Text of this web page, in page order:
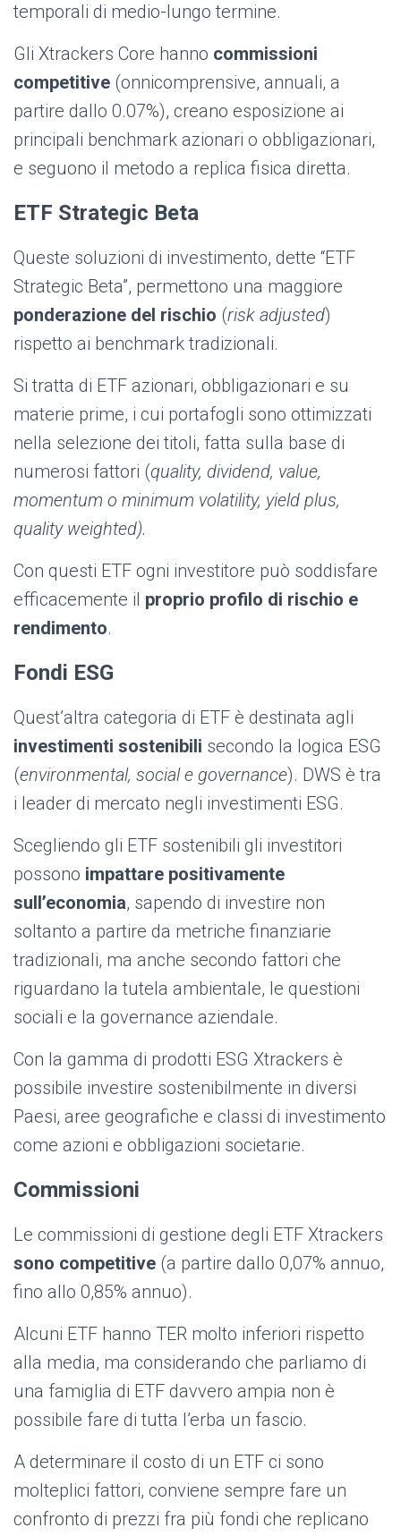
temporali di medio-lungo termine.
Gli Xtrackers Core hanno commissioni
competitive (onnicomprensive, annuali, a
partire dallo 0.07%), creano esposizione ai
principali benchmark azionari o obbligazionari,
e seguono il metodo a replica fisica diretta.
ETF Strategic Beta
Queste soluzioni di investimento, dette “ETF
Strategic Beta”, permettono una maggiore
ponderazione del rischio (risk adjusted)
rispetto ai benchmark tradizionali.
Si tratta di ETF azionari, obbligazionari e su
materie prime, i cui portafogli sono ottimizzati
nella selezione dei titoli, fatta sulla base di
numerosi fattori (quality, dividend, value,
momentum o minimum volatility, yield plus,
quality weighted).
Con questi ETF ogni investitore può soddisfare
efficacemente il proprio profilo di rischio e
rendimento.
Fondi ESG
Quest’altra categoria di ETF è destinata agli
investimenti sostenibili secondo la logica ESG
(environmental, social e governance). DWS è tra
i leader di mercato negli investimenti ESG.
Scegliendo gli ETF sostenibili gli investitori
possono impattare positivamente
sull’economia, sapendo di investire non
soltanto a partire da metriche finanziarie
tradizionali, ma anche secondo fattori che
riguardano la tutela ambientale, le questioni
sociali e la governance aziendale.
Con la gamma di prodotti ESG Xtrackers è
possibile investire sostenibilmente in diversi
Paesi, aree geografiche e classi di investimento
come azioni e obbligazioni societarie.
Commissioni
Le commissioni di gestione degli ETF Xtrackers
sono competitive (a partire dallo 0,07% annuo,
fino allo 0,85% annuo).
Alcuni ETF hanno TER molto inferiori rispetto
alla media, ma considerando che parliamo di
una famiglia di ETF davvero ampia non è
possibile fare di tutta l’erba un fascio.
A determinare il costo di un ETF ci sono
molteplici fattori, conviene sempre fare un
confronto di prezzi fra più fondi che replicano